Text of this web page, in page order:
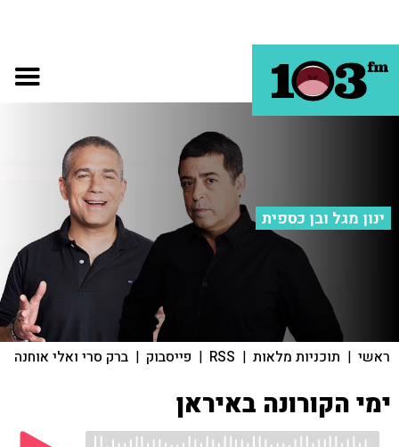
ינון מגל ובן כספית
ראשי | תוכניות מלאות |
RSS
| פייסבוק | ברק סרי ואלי אוחנה
ימי הקורונה באיראן